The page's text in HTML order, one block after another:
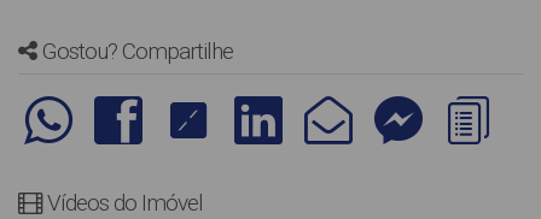
Gostou? Compartilhe
Vídeos do Imóvel